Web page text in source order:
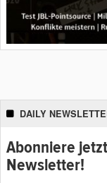
DAILY
Abonniere
Newsletter!